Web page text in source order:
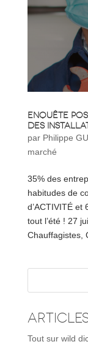
Enquête
des
par Philippe
marché
35% des
habitudes de
d’ACTIVITÉ et
tout l’été ! 27
Chauffagistes,
Tout sur wild